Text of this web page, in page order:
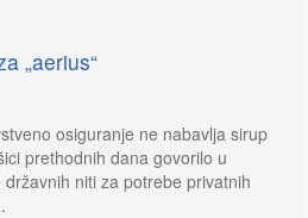
„aerius“
osiguranje ne nabavlja sirup
prethodnih dana govorilo u
niti za potrebe privatnih